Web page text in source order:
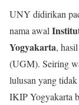
UNY didirikan
nama awal
Yogyakarta,
(UGM). Seiring
lulusan yang
IKIP Yogyakarta